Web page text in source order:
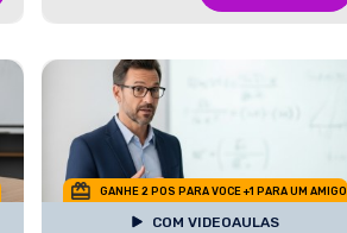
GANHE 2 POS PARA VOCE +1 PARA UM AMIGO
COM VIDEOAULAS